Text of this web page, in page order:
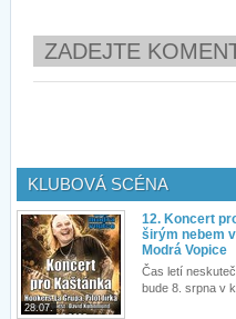
ZADEJTE
KLUBOVÁ SCÉNA
28.07.
12. Koncert
širým nebem
Modrá Vopice
Čas letí
bude 8. srpna v